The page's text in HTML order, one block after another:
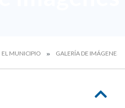
EL MUNICIPIO GALERÍA DE IMÁGENES